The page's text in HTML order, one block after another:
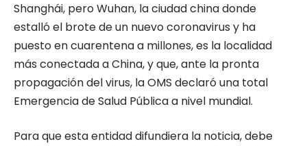
Shanghái, pero Wuhan, la ciudad china donde
estalló el brote de un nuevo coronavirus y ha
puesto en cuarentena a millones, es la localidad
más conectada a China, y que, ante la pronta
propagación del virus, la OMS declaró una total
Emergencia de Salud Pública a nivel mundial.
Para que esta entidad difundiera la noticia, debe